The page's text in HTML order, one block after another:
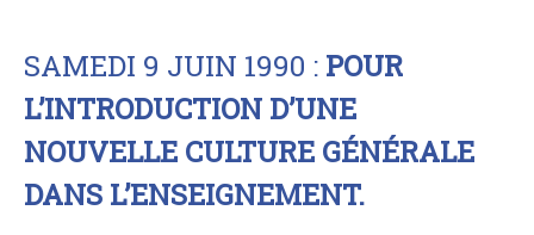
SAMEDI 9 JUIN 1990 : POUR
L’INTRODUCTION D’UNE
NOUVELLE CULTURE GÉNÉRALE
DANS L’ENSEIGNEMENT.